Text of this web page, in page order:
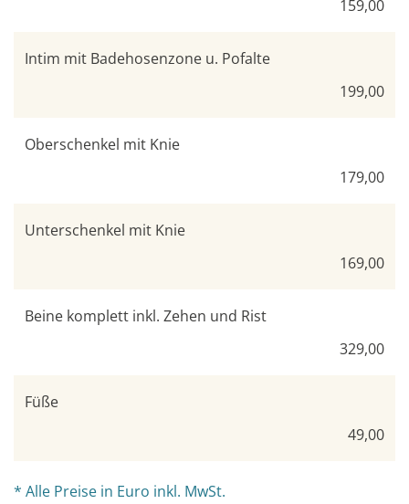
159,00
Intim mit Badehosenzone u. Pofalte
199,00
Oberschenkel mit Knie
179,00
Unterschenkel mit Knie
169,00
Beine komplett inkl. Zehen und Rist
329,00
Füße
49,00
* Alle Preise in Euro inkl. MwSt.